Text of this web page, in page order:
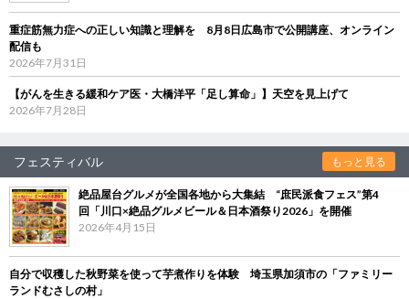
重症筋無力症への正しい知識と理解を 8月8日広島市で公開講座、オンライン
配信も
2026年7月31日
【がんを生きる緩和ケア医・大橋洋平「足し算命」】天空を見上げて
2026年7月28日
フェスティバル もっと見る
絶品屋台グルメが全国各地から大集結 “庶民派食フェス”第4
回「川口×絶品グルメビール＆日本酒祭り2026」を開催
2026年4月15日
自分で収穫した秋野菜を使って芋煮作りを体験 埼玉県加須市の「ファミリー
ランドむさしの村」